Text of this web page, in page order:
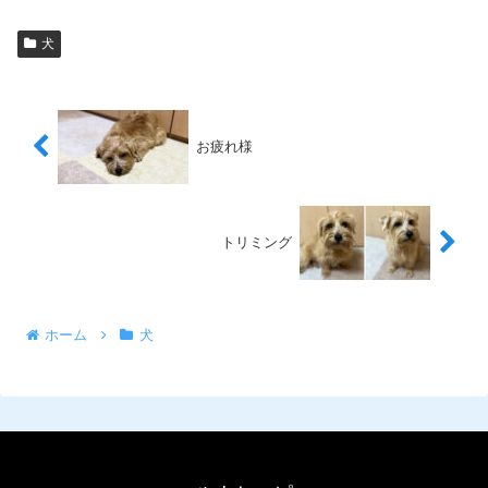
犬
お疲れ様
トリミング
ホーム 犬